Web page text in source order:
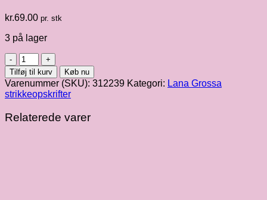
kr.69.00 pr. stk
3 på lager
Lana
Grossa
|
Nordic
Knits
no.
4
Tilføj til kurv Køb nu
Varenummer (SKU): 312239 Kategori: Lana Grossa
strikkeopskrifter
Relaterede varer